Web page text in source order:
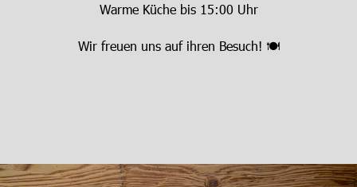
Warme Küche bis 15:00 Uhr
Wir freuen uns auf ihren Besuch! 🍽️